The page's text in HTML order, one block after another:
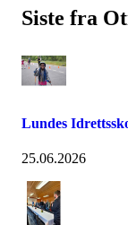
Siste fra
Lundes
25.06.2026